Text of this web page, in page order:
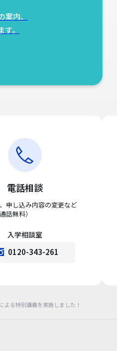
内、
。
電話相談
申し込み内容の変更など
話無料）
入学相談室
0120-343-261
よる特別講義を実施しました！